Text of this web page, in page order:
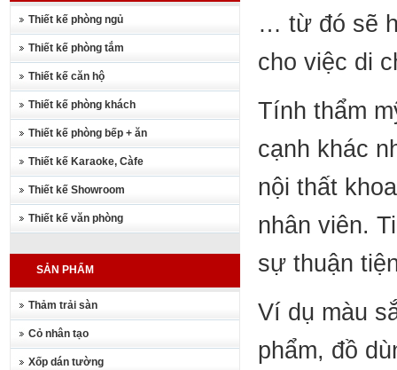
Thiết kế phòng ngủ
Thiết kế phòng tắm
Thiết kế căn hộ
Thiết kế phòng khách
Thiết kế phòng bếp + ăn
Thiết kế Karaoke, Càfe
Thiết kế Showroom
Thiết kế văn phòng
SẢN PHẨM
Thảm trải sàn
Cỏ nhân tạo
Xốp dán tường
… từ đó sẽ
cho việc di
Tính thẩm
cạnh khác
nội thất
nhân viên.
sự thuận
Ví dụ màu
phẩm, đồ